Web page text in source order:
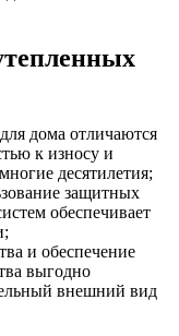
дома отличаются
к износу и
десятилетия;
защитных
обеспечивает
и обеспечение
выгодно
внешний вид